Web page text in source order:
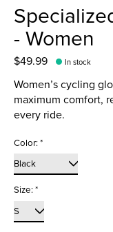
- Women
$49.99 In stock
Women’s cycling
maximum comfort,
every ride.
Color:*
Size:*